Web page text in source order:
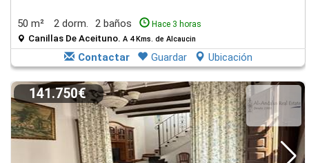
50 m² 2 dorm. 2 baños Hace 3 horas
Canillas De Aceituno. A 4 Kms. de Alcaucin
Contactar Guardar Ubicación
141.750€